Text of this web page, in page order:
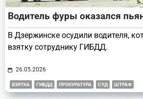
Водитель фуры оказался
В Дзержинске осудили водителя,
взятку сотруднику ГИБДД.
26.05.2026
ВЗЯТКА ГИБДД ПРОКУРАТУРА СУД ШТРАФ